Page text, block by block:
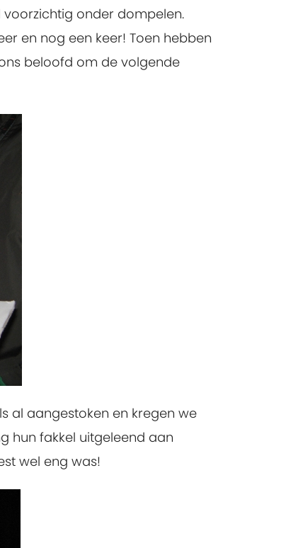
onder dompelen.
en nog een keer! Toen hebben
beloofd om de volgende
al aangestoken en kregen we
hun fakkel uitgeleend aan
wel eng was!